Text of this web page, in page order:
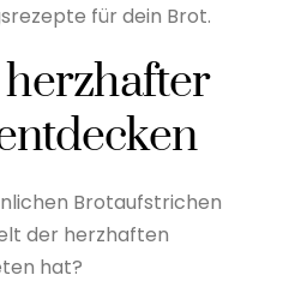
für dein Brot.
Brotaufstrichen
der herzhaften
hat?